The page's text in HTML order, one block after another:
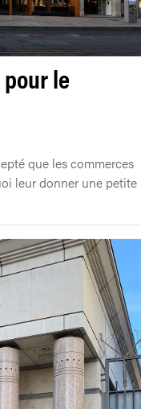
le
que les commerces
leur donner une petite